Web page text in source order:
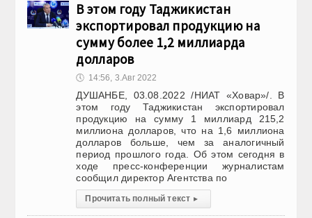
В этом году Таджикистан
экспортировал продукцию на
сумму более 1,2 миллиарда
долларов
🕔 14:56, 3.Авг 2022
ДУШАНБЕ, 03.08.2022 /НИАТ «Ховар»/. В
этом году Таджикистан экспортировал
продукцию на сумму 1 миллиард 215,2
миллиона долларов, что на 1,6 миллиона
долларов больше, чем за аналогичный
период прошлого года. Об этом сегодня в
ходе пресс-конференции журналистам
сообщил директор Агентства по
Прочитать полный текст ▸